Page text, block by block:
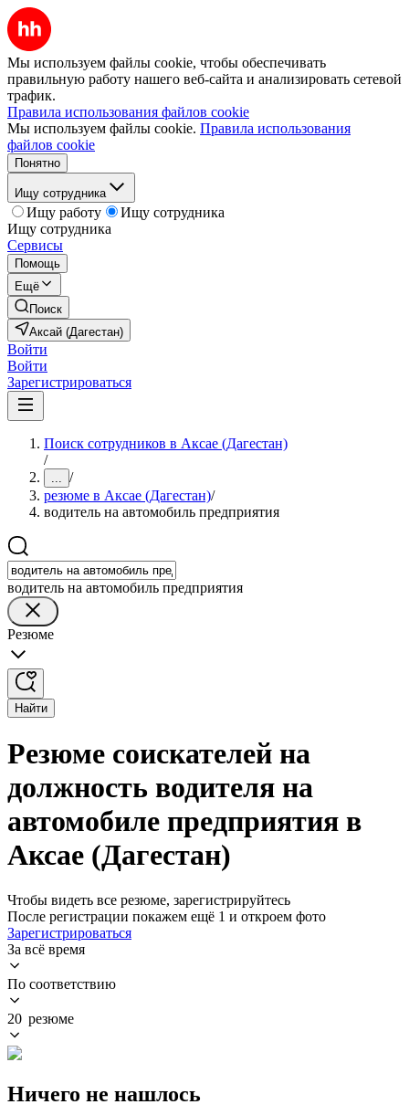
Мы используем файлы cookie, чтобы обеспечивать
правильную работу нашего веб-сайта и анализировать сетевой
трафик.
Правила использования файлов cookie
Мы используем файлы cookie. Правила использования
файлов cookie
Понятно
Ищу сотрудника
Ищу работу
Ищу сотрудника
Ищу сотрудника
Сервисы
Помощь
Ещё
Поиск
Аксай (Дагестан)
Войти
Войти
Зарегистрироваться
Поиск сотрудников в Аксае (Дагестан)
/
... /
резюме в Аксае (Дагестан)/
водитель на автомобиль предприятия
водитель на автомобиль предприятия
Резюме
Найти
Резюме соискателей на
должность водителя на
автомобиле предприятия в
Аксае (Дагестан)
Чтобы видеть все резюме, зарегистрируйтесь
После регистрации покажем ещё 1 и откроем фото
Зарегистрироваться
За всё время
По соответствию
20 резюме
Ничего не нашлось